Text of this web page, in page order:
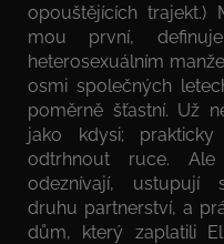
opouštějících trajekt.)
mou první,
heterosexuálním
osmi společných
poměrně šťastní. Už
jako kdysi;
odtrhnout ruce.
odeznívají, ustupují
druhu partnerství, a
dům, který zaplatili